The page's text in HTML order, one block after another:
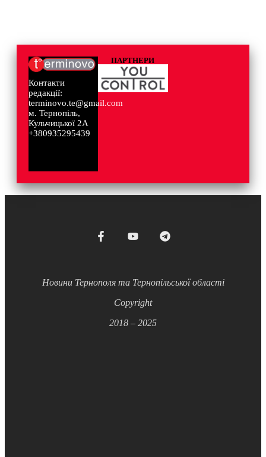
Контакти
редакції:
terminovo.te@gmail.com
м. Тернопіль,
Кульчицької 2А
+380935295439
ПАРТНЕРИ
Новини Тернополя та Тернопільської області
Copyright
2018 – 2025